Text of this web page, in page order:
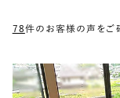
78件のお客様の声をご